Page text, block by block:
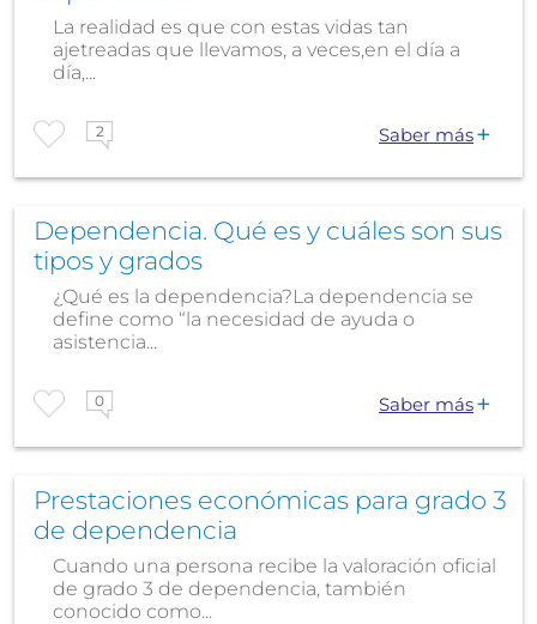
La realidad es que con estas vidas tan
ajetreadas que llevamos, a veces,en el día a
día,...
2 Saber más
Dependencia. Qué es y cuáles son sus
tipos y grados
¿Qué es la dependencia?La dependencia se
define como “la necesidad de ayuda o
asistencia...
0 Saber más
Prestaciones económicas para grado 3
de dependencia
Cuando una persona recibe la valoración oficial
de grado 3 de dependencia, también
conocido como...